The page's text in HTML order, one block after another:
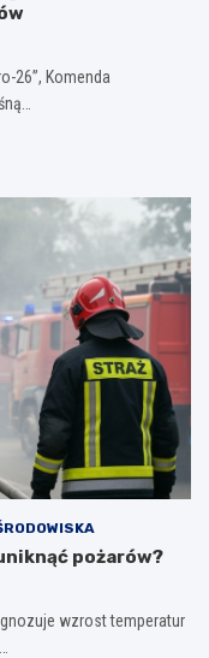
26”, Komenda
pożarów?
wzrost temperatur